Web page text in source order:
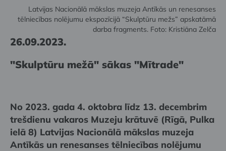
Latvijas Nacionālā mākslas muzeja Antīkās un renesanses
tēlniecības nolējumu ekspozīcijā “Skulptūru mežs” apskatāmā
darba fragments. Foto: Kristiāna Zelča
26.09.2023.
"Skulptūru mežā" sākas "Mītrade"
No 2023. gada 4. oktobra līdz 13. decembrim
trešdienu vakaros Muzeju krātuvē (Rīgā, Pulka
ielā 8) Latvijas Nacionālā mākslas muzeja
Antīkās un renesanses tēlniecības nolējumu